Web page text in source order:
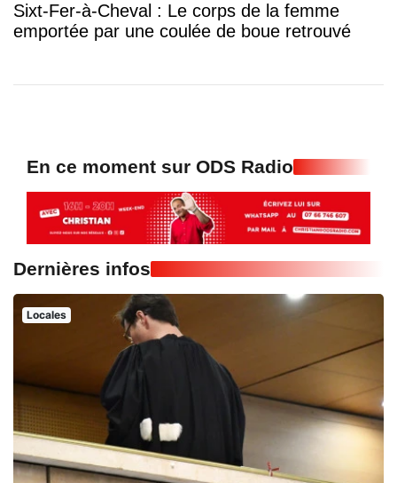
Sixt-Fer-à-Cheval : Le corps de la femme
emportée par une coulée de boue retrouvé
En ce moment sur ODS Radio
Dernières infos
Locales